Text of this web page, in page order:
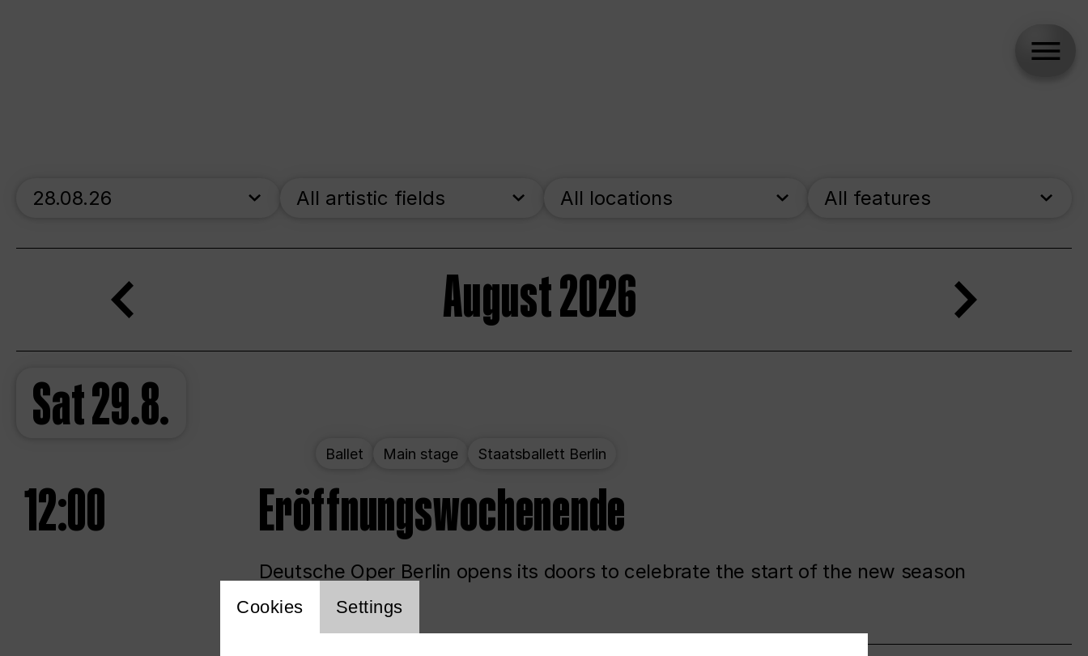
skip_calendar_timeline
Search
All artistic fields All locations All features
August 2026
Sat29.8.
Ballet Main stage Staatsballett Berlin
12:00 Eröffnungswochenende
Deutsche Oper Berlin opens its doors to celebrate the start of the new season
Website cookie setting
Cookies Settings